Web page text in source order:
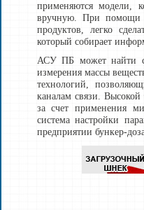
применяются модели,
вручную. При помощи
продуктов, легко
который собирает
АСУ ПБ может найти
измерения массы
технологий,
каналам связи. Высокой
за счет применения
система настройки
предприятии бункер-